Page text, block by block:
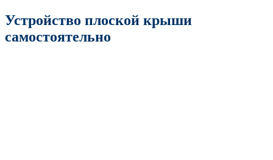
Устройство плоской крыши
самостоятельно